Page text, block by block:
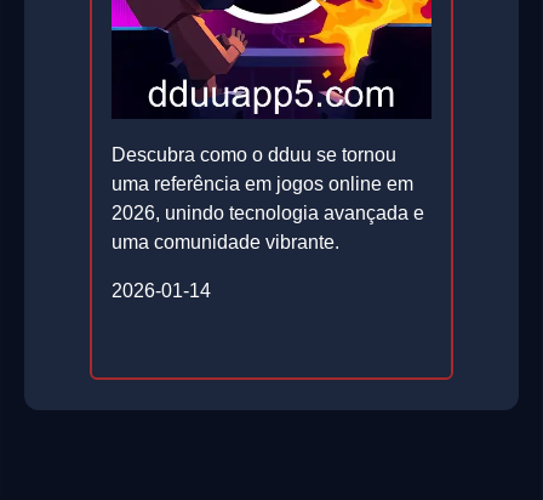
Descubra como o dduu se tornou
uma referência em jogos online em
2026, unindo tecnologia avançada e
uma comunidade vibrante.
2026-01-14